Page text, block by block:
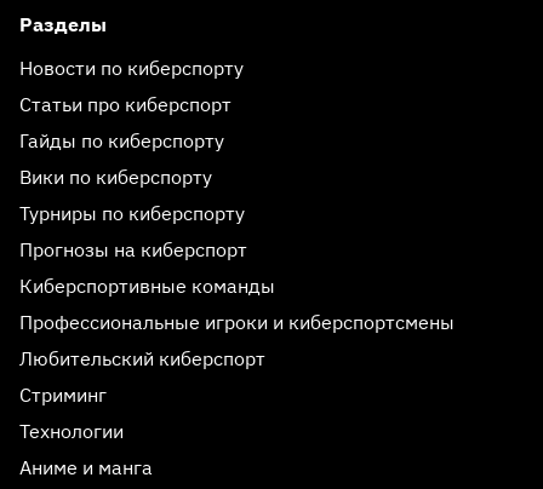
Разделы
Новости по киберспорту
Статьи про киберспорт
Гайды по киберспорту
Вики по киберспорту
Турниры по киберспорту
Прогнозы на киберспорт
Киберспортивные команды
Профессиональные игроки и киберспортсмены
Любительский киберспорт
Стриминг
Технологии
Аниме и манга